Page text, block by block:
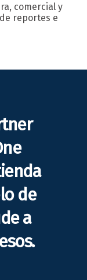
comercial y
reportes e
de
a